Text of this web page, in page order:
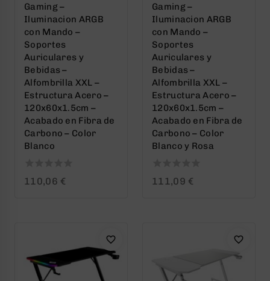
Gaming –
Iluminacion ARGB
con Mando –
Soportes
Auriculares y
Bebidas –
Alfombrilla XXL –
Estructura Acero –
120x60x1.5cm –
Acabado en Fibra de
Carbono – Color
Blanco
0110,06 €
Gaming –
Iluminacion ARGB
con Mando –
Soportes
Auriculares y
Bebidas –
Alfombrilla XXL –
Estructura Acero –
120x60x1.5cm –
Acabado en Fibra de
Carbono – Color
Blanco y Rosa
0111,09 €